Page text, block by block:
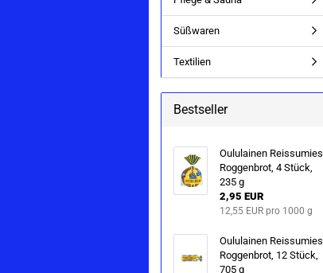
Süßwaren
Textilien
Bestseller
Ou­lu­lai­nen Reis­su­mies
Rog­gen­brot, 4 Stück,
235 g
2,95 EUR
12,55 EUR pro 1000 g
Ou­lu­lai­nen Reis­su­mies
Rog­gen­brot, 12 Stück,
705 g